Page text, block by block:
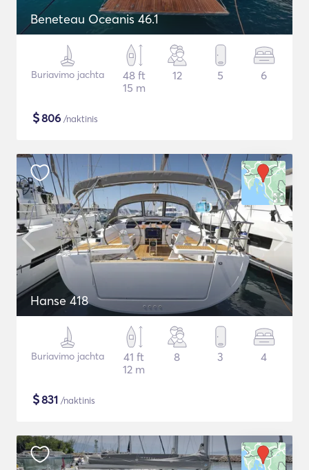
Beneteau Oceanis 46.1
Buriavimo jachta
48 ft
15 m
12 5 6
$806 /naktinis
Hanse 418
Buriavimo jachta
41 ft
12 m
8 3 4
$831 /naktinis